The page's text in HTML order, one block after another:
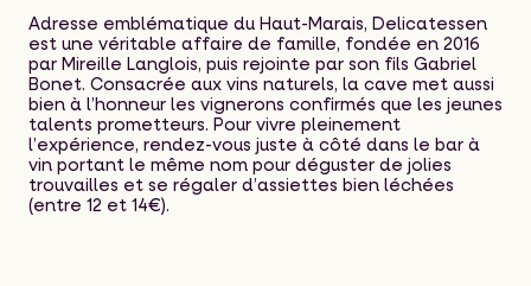
Contact
Adresse emblématique du Haut-Marais, Delicatessen
est une véritable affaire de famille, fondée en 2016
par Mireille Langlois, puis rejointe par son fils Gabriel
Bonet. Consacrée aux vins naturels, la cave met aussi
bien à l’honneur les vignerons confirmés que les jeunes
talents prometteurs. Pour vivre pleinement
l’expérience, rendez-vous juste à côté dans le bar à
vin portant le même nom pour déguster de jolies
trouvailles et se régaler d’assiettes bien léchées
(entre 12 et 14€).